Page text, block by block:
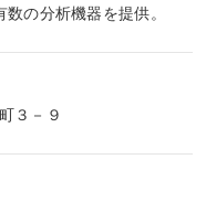
の分析機器を提供。
３－９